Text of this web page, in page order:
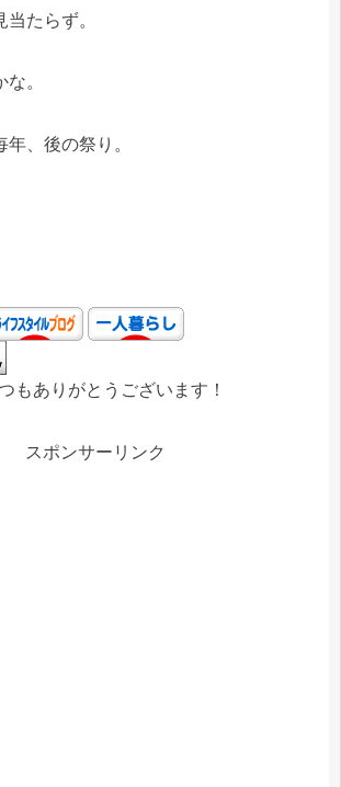
たらず。
。
、後の祭り。
もありがとうございます！
スポンサーリンク